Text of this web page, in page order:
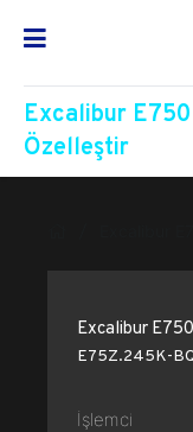
Excalibur
Özelleştir
Excalibur E750
E75Z.245K-
İşlemci